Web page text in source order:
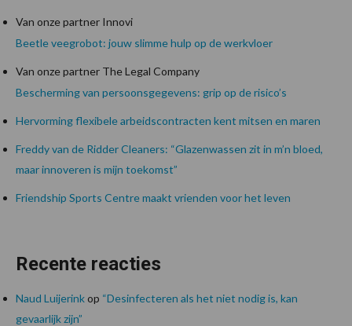
Van onze partner Innovi
Beetle veegrobot: jouw slimme hulp op de werkvloer
Van onze partner The Legal Company
Bescherming van persoonsgegevens: grip op de risico’s
Hervorming flexibele arbeidscontracten kent mitsen en maren
Freddy van de Ridder Cleaners: “Glazenwassen zit in m’n bloed,
maar innoveren is mijn toekomst”
Friendship Sports Centre maakt vrienden voor het leven
Recente reacties
Naud Luijerinkop “Desinfecteren als het niet nodig is, kan
gevaarlijk zijn”